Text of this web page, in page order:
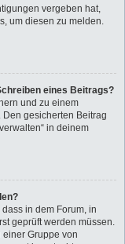
vergeben hat,
um diesen zu melden.
eines Beitrags?
und zu einem
gesicherten Beitrag
in deinem
in dem Forum, in
geprüft werden müssen.
einer Gruppe von